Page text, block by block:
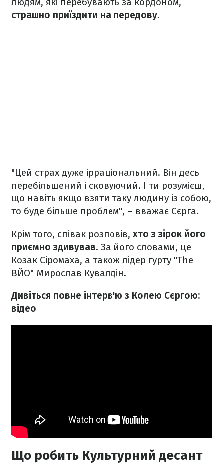
страшно приїздити на передову.
"Цей страх дуже ірраціональний. Він десь
перебільшений і сковуючий. І ти розумієш,
що навіть якщо взяти таку людину із собою,
то буде більше проблем", – вважає Сєрга.
Крім того, співак розповів, хто з зірок його
приємно здивував. За його словами, це
Козак Сіромаха, а також лідер гурту "The
ВЙО" Мирослав Кувалдін.
Дивіться повне інтерв'ю з Колею Сєргою:
відео
Що робить Культурний десант